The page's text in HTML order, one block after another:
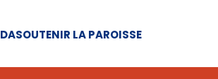
SOUTENIR LA PAROISSE